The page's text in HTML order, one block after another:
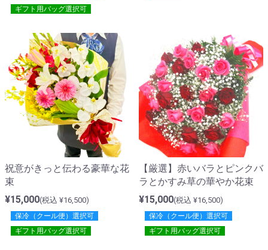
ギフト用バッグ選択可
祝意がきっと伝わる豪華な花
束
¥15,000(税込 ¥16,500)
保冷（クール便）選択可
ギフト用バッグ選択可
【厳選】赤いバラとピンクバ
ラとかすみ草の華やか花束
¥15,000(税込 ¥16,500)
保冷（クール便）選択可
ギフト用バッグ選択可